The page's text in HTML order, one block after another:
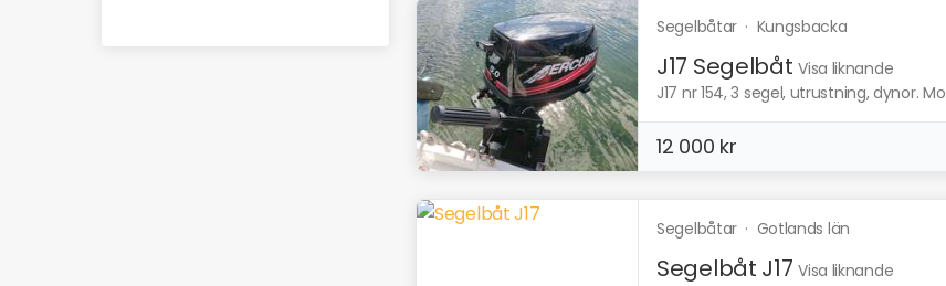
Segelbåtar · Kungsbacka
J17 Segelbåt Visa liknande
J17 nr 154, 3 segel, utrustning, dynor.
12 000 kr
Segelbåtar · Gotlands län
Segelbåt J17 Visa liknande